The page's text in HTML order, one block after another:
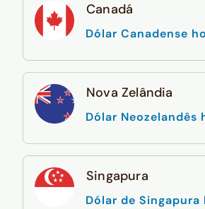
Canadá
Dólar Canadense
Nova Zelândia
Dólar Neozelandês
Singapura
Dólar de Singapura